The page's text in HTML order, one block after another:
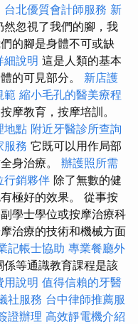
台北優質會計師服務 新
忽視了我們的腳，我
的腳是身體不可或缺
細說明 這是人類的基本
的可見部分。 新店護
範 縮小毛孔的醫美療程
摩教育，按摩培訓。
地點 附近牙醫診所查詢
服務 它既可以用作局部
身治療。 辦護照所需
行銷夥伴 除了無數的健
極好的效果。 從事按
學士學位或按摩治療科
治療的技術和機械方面
記帳士協助 專業餐廳外
等通識教育課程是該
用說明 值得信賴的牙醫
社服務 台中律師推薦服
證辦理 高效靜電機介紹